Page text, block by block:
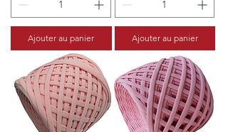
Ajouter au panier Ajouter au panier